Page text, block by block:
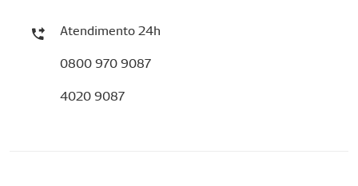
Atendimento 24h
0800 970 9087
4020 9087